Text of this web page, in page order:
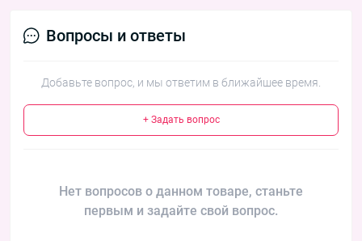
Вопросы и ответы
Добавьте вопрос, и мы ответим в ближайшее время.
+ Задать вопрос
Нет вопросов о данном товаре, станьте
первым и задайте свой вопрос.